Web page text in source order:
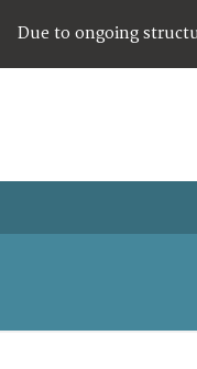
Due to ongoing